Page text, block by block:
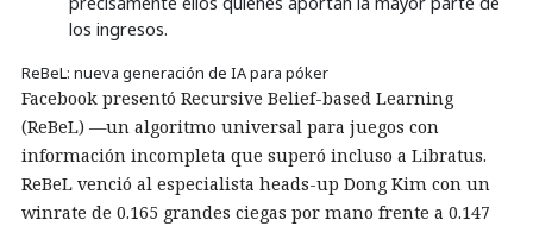
los ingresos.
ReBeL: nueva generación de IA para póker
Facebook presentó Recursive Belief-based Learning
(ReBeL) —un algoritmo universal para juegos con
información incompleta que superó incluso a Libratus.
ReBeL venció al especialista heads-up Dong Kim con un
winrate de 0.165 grandes ciegas por mano frente a 0.147